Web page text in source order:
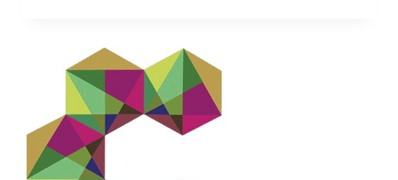
PRODUS
AL
GENOCIDULUI”